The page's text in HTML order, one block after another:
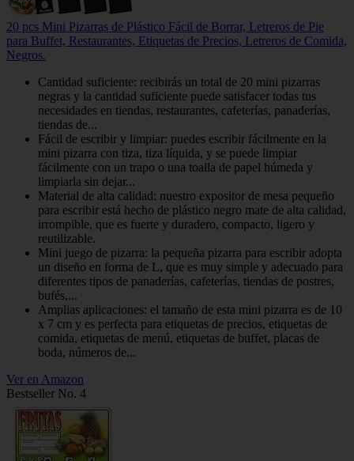
20 pcs Mini Pizarras de Plástico Fácil de Borrar, Letreros de Pie
para Buffet, Restaurantes, Etiquetas de Precios, Letreros de Comida,
Negros.
Cantidad suficiente: recibirás un total de 20 mini pizarras
negras y la cantidad suficiente puede satisfacer todas tus
necesidades en tiendas, restaurantes, cafeterías, panaderías,
tiendas de...
Fácil de escribir y limpiar: puedes escribir fácilmente en la
mini pizarra con tiza, tiza líquida, y se puede limpiar
fácilmente con un trapo o una toalla de papel húmeda y
limpiarla sin dejar...
Material de alta calidad: nuestro expositor de mesa pequeño
para escribir está hecho de plástico negro mate de alta calidad,
irrompible, que es fuerte y duradero, compacto, ligero y
reutilizable.
Mini juego de pizarra: la pequeña pizarra para escribir adopta
un diseño en forma de L, que es muy simple y adecuado para
diferentes tipos de panaderías, cafeterías, tiendas de postres,
bufés,...
Amplias aplicaciones: el tamaño de esta mini pizarra es de 10
x 7 cm y es perfecta para etiquetas de precios, etiquetas de
comida, etiquetas de menú, etiquetas de buffet, placas de
boda, números de...
Ver en Amazon
Bestseller No. 4